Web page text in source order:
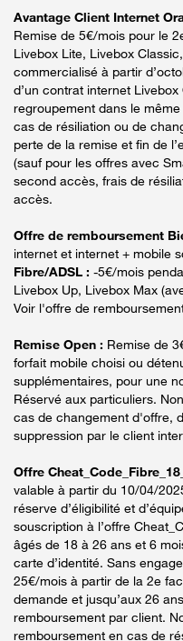
Avantage Client Internet
Remise de 5€/mois pour le
Livebox Lite, Livebox
commercialisé à partir
d’un contrat internet
regroupement dans le
cas de résiliation ou de
perte de la remise et fin de
(sauf pour les offres avec
second accès, frais de
accès.
Offre de remboursement
internet et internet + mobile
Fibre/ADSL : -5€/mois
Livebox Up, Livebox Max
Voir l'offre de
Remise Open : Remise de
forfait mobile choisi ou
supplémentaires, pour une
Réservé aux particuliers.
cas de changement d'offre,
suppression par le client
Offre
valable à partir du 10/04/
réserve d’éligibilité et
souscription à l’offre
âgés de 18 à 26 ans et 6
carte d’identité. Sans
25€/mois à partir de la 2e
demande et jusqu’aux 26
remboursement par client.
remboursement en cas de